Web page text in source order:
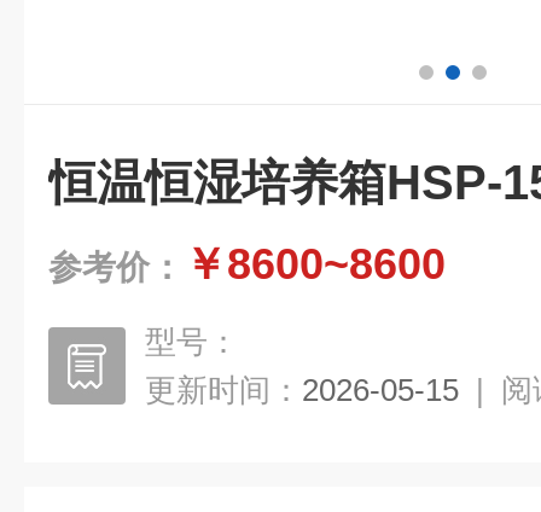
恒温恒湿培养箱HSP-
参考价： ￥8600~8600
型号：
更新时间： 2026-05-15 | 阅